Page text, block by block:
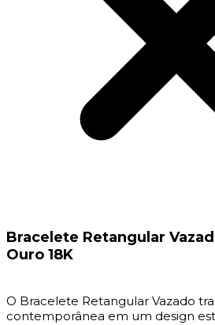
Bracelete Retangular
Ouro 18K
O Bracelete Retangular Vazado
contemporânea em um design